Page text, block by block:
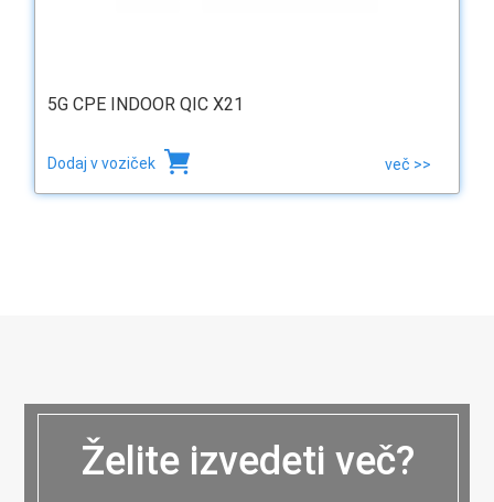
5G CPE INDOOR QIC X21
Dodaj v voziček več >>
Želite izvedeti več?